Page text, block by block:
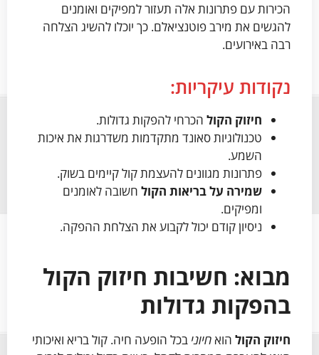
הכירות עם פתרונות אלה תעזור למפיקים ואומנים
להגשים את מירב פוטנציאלם. כך יוכלו להשיג הצלחה
רבה באירועים.
נקודות עיקריות:
חיזוק הקול הכרחי להפקות גדולות.
טכנולוגיות סאונד מתקדמות משדרגות את איכות
השמע.
פתרונות מגוונים להעצמת קול קיימים בשוק.
שמירה על בריאות הקול חשובה לאומנים
ומפיקים.
ניסיון קודם יכול לקבוע את הצלחת ההפקה.
מבוא: חשיבות חיזוק הקול
בהפקות גדולות
חיזוק הקול הוא חיוני בכל הופעה חיה. קול בריא ואיכותי